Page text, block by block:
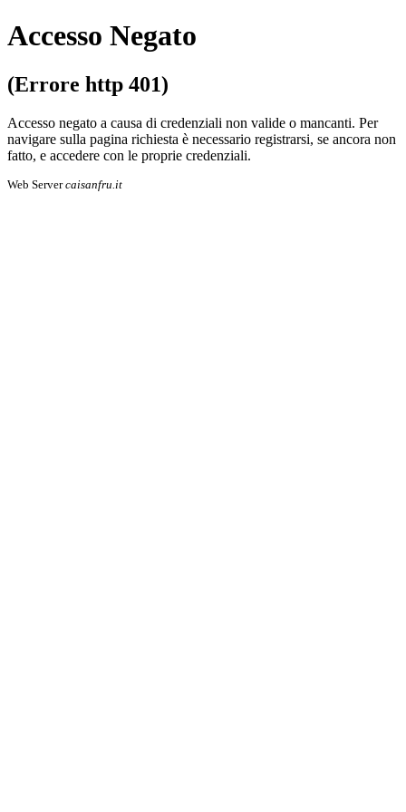
Accesso Negato
(Errore http 401)
Accesso negato a causa di credenziali non valide o mancanti. Per
navigare sulla pa­gi­na richiesta è necessario registrarsi, se an­co­ra non
fatto, e accedere con le proprie cre­den­zia­li.
Web Servercaisanfru.it